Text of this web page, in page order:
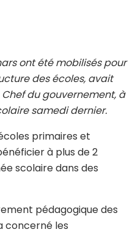
ont été mobilisés pour
des écoles, avait
du gouvernement, à
samedi dernier.
primaires et
à plus de 2
scolaire dans des
pédagogique des
concerné les